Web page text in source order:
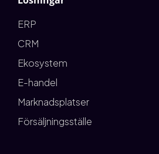
ERP
CRM
Ekosystem
E-handel
Marknadsplatser
Försäljningsställe